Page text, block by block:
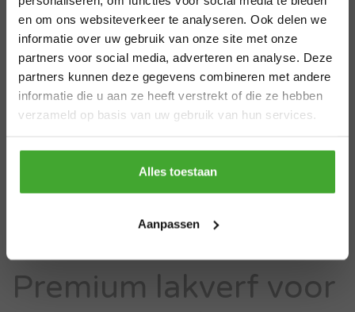
en om ons websiteverkeer te analyseren. Ook delen we
informatie over uw gebruik van onze site met onze
partners voor social media, adverteren en analyse. Deze
partners kunnen deze gegevens combineren met andere
informatie die u aan ze heeft verstrekt of die ze hebben
verzameld op basis van uw gebruik van hun services.
Alles toestaan
Aanpassen
Two Fussy Blokes
Dacron verfrollers
Sia abrasives
Sia 7983 Flex Pad Assorti
1 2
Premium lakverf voor
zomervakantie
Van 29 juli t/m 7 augustus zijn wij gesloten.
Bestel je vóór 28 juli 12.00 uur? Dan
verzenden we nog volgens planning. Bestel
je later, dan kan de levertijd iets langer zijn.
Bedankt voor je begrip en een fijne zomer!